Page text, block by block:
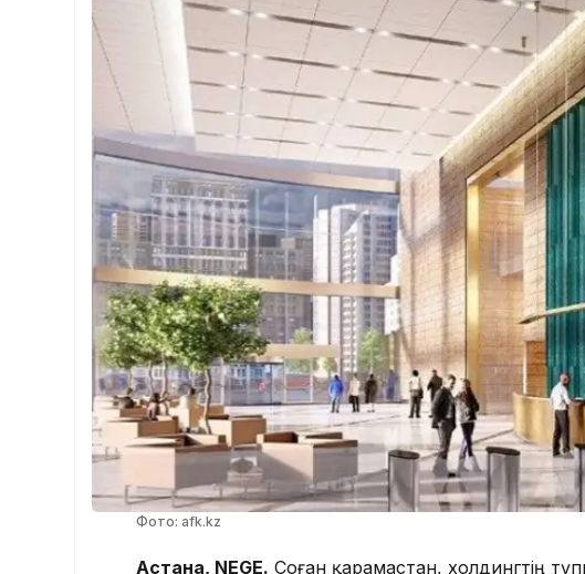
Фото: afk.kz
Астана, NEGE. Соған қарамастан, холдингтің